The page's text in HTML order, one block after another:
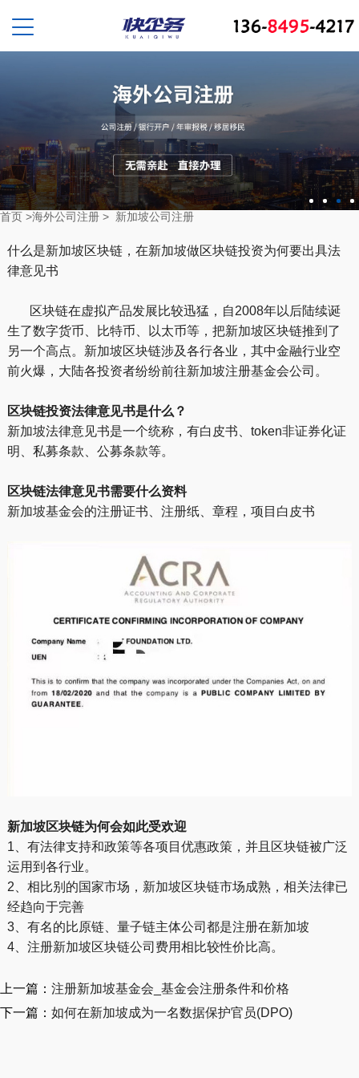
首页 >海外公司注册 > 新加坡公司注册
什么是新加坡区块链，在新加坡做区块链投资为何要出具法
律意见书
区块链在虚拟产品发展比较迅猛，自2008年以后陆续诞
生了数字货币、比特币、以太币等，把新加坡区块链推到了
另一个高点。新加坡区块链涉及各行各业，其中金融行业空
前火爆，大陆各投资者纷纷前往新加坡注册基金会公司。
区块链投资法律意见书是什么？
新加坡法律意见书是一个统称，有白皮书、token非证券化证
明、私募条款、公募条款等。
区块链法律意见书需要什么资料
新加坡基金会的注册证书、注册纸、章程，项目白皮书
新加坡区块链为何会如此受欢迎
1、有法律支持和政策等各项目优惠政策，并且区块链被广泛
运用到各行业。
2、相比别的国家市场，新加坡区块链市场成熟，相关法律已
经趋向于完善
3、有名的比原链、量子链主体公司都是注册在新加坡
4、注册新加坡区块链公司费用相比较性价比高。
上一篇： 注册新加坡基金会_基金会注册条件和价格
下一篇： 如何在新加坡成为一名数据保护官员(DPO)